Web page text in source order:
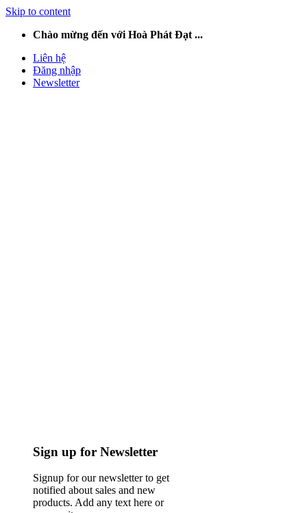
Skip to content
Chào mừng đến với Hoà Phát Đạt ...
Liên hệ
Đăng nhập
Newsletter
Sign up for Newsletter
Signup for our newsletter to get
notified about sales and new
products. Add any text here or